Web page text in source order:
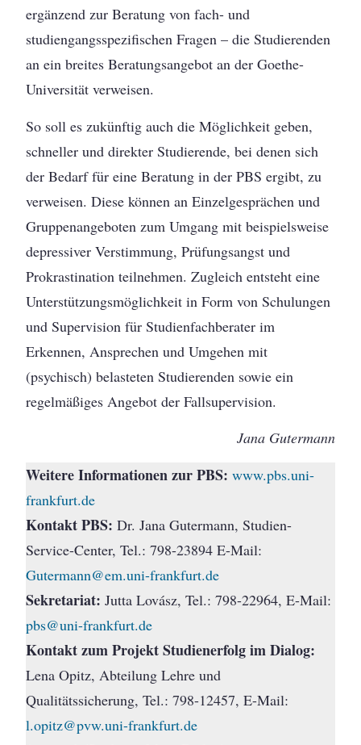
ergänzend zur Beratung von fach- und
studiengangsspezifischen Fragen – die Studierenden
an ein breites Beratungsangebot an der Goethe-
Universität verweisen.
So soll es zukünftig auch die Möglichkeit geben,
schneller und direkter Studierende, bei denen sich
der Bedarf für eine Beratung in der PBS ergibt, zu
verweisen. Diese können an Einzelgesprächen und
Gruppenangeboten zum Umgang mit beispielsweise
depressiver Verstimmung, Prüfungsangst und
Prokrastination teilnehmen. Zugleich entsteht eine
Unterstützungsmöglichkeit in Form von Schulungen
und Supervision für Studienfachberater im
Erkennen, Ansprechen und Umgehen mit
(psychisch) belasteten Studierenden sowie ein
regelmäßiges Angebot der Fallsupervision.
Jana Gutermann
Weitere Informationen zur PBS: www.pbs.uni-
frankfurt.de
Kontakt PBS:Dr. Jana Gutermann, Studien-
Service-Center, Tel.: 798-23894 E-Mail:
Gutermann@em.uni-frankfurt.de
Sekretariat: Jutta Lovász, Tel.: 798-22964, E-Mail:
pbs@uni-frankfurt.de
Kontakt zum Projekt Studienerfolg im Dialog:
Lena Opitz, Abteilung Lehre und
Qualitätssicherung, Tel.: 798-12457, E-Mail:
l.opitz@pvw.uni-frankfurt.de